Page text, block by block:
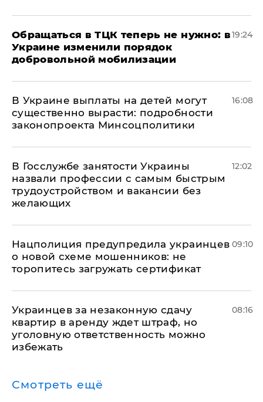
Обращаться в ТЦК теперь не нужно: в
Украине изменили порядок
добровольной мобилизации
19:24
В Украине выплаты на детей могут
существенно вырасти: подробности
законопроекта Минсоцполитики
16:08
В Госслужбе занятости Украины
назвали профессии с самым быстрым
трудоустройством и вакансии без
желающих
12:02
Нацполиция предупредила украинцев
о новой схеме мошенников: не
торопитесь загружать сертификат
09:10
Украинцев за незаконную сдачу
квартир в аренду ждет штраф, но
уголовную ответственность можно
избежать
08:16
Смотреть ещё